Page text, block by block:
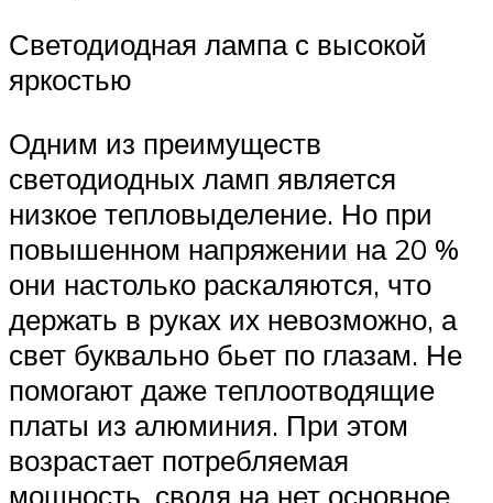
Светодиодная лампа с высокой
яркостью
Одним из преимуществ
светодиодных ламп является
низкое тепловыделение. Но при
повышенном напряжении на 20 %
они настолько раскаляются, что
держать в руках их невозможно, а
свет буквально бьет по глазам. Не
помогают даже теплоотводящие
платы из алюминия. При этом
возрастает потребляемая
мощность, сводя на нет основное